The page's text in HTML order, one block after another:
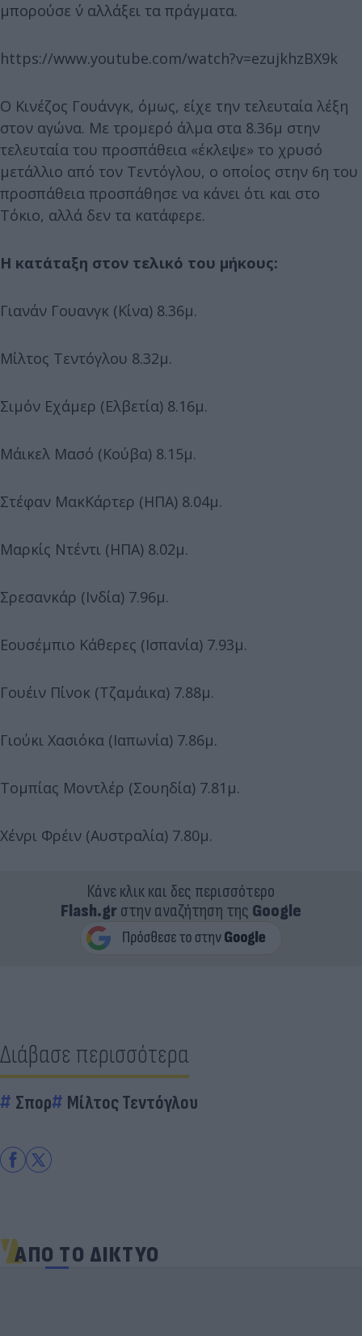
μπορούσε ν΄ αλλάξει τα πράγματα.
https://www.youtube.com/watch?v=ezujkhzBX9k
Ο Κινέζος Γουάνγκ, όμως, είχε την τελευταία λέξη
στον αγώνα. Με τρομερό άλμα στα 8.36μ στην
τελευταία του προσπάθεια «έκλεψε» το χρυσό
μετάλλιο από τον Τεντόγλου, ο οποίος στην 6η του
προσπάθεια προσπάθησε να κάνει ότι και στο
Τόκιο, αλλά δεν τα κατάφερε.
Η κατάταξη στον τελικό του μήκους:
Γιανάν Γουανγκ (Κίνα) 8.36μ.
Μίλτος Τεντόγλου 8.32μ.
Σιμόν Εχάμερ (Ελβετία) 8.16μ.
Μάικελ Μασό (Κούβα) 8.15μ.
Στέφαν ΜακΚάρτερ (ΗΠΑ) 8.04μ.
Μαρκίς Ντέντι (ΗΠΑ) 8.02μ.
Σρεσανκάρ (Ινδία) 7.96μ.
Εουσέμπιο Κάθερες (Ισπανία) 7.93μ.
Γουέιν Πίνοκ (Τζαμάικα) 7.88μ.
Γιούκι Χασιόκα (Ιαπωνία) 7.86μ.
Τομπίας Μοντλέρ (Σουηδία) 7.81μ.
Χένρι Φρέιν (Αυστραλία) 7.80μ.
Κάνε κλικ και δες περισσότερο
Flash.grστην αναζήτηση της Google
Διάβασε περισσότερα
Σπορ Μίλτος Τεντόγλου
ΑΠΟ ΤΟ ΔΙΚΤΥΟ